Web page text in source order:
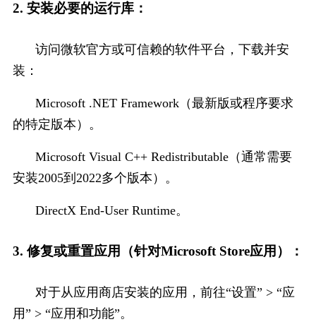
2. 安装必要的运行库：
访问微软官方或可信赖的软件平台，下载并安
装：
Microsoft .NET Framework（最新版或程序要求
的特定版本）。
Microsoft Visual C++ Redistributable（通常需要
安装2005到2022多个版本）。
DirectX End-User Runtime。
3. 修复或重置应用（针对Microsoft Store应用）：
对于从应用商店安装的应用，前往“设置” > “应
用” > “应用和功能”。